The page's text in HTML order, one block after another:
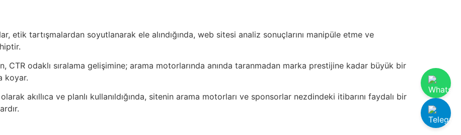
etik tartışmalardan soyutlanarak ele alındığında, web sitesi analiz sonuçlarını manipüle etme ve
CTR odaklı sıralama gelişimine; arama motorlarında anında taranmadan marka prestijine kadar büyük bir
koyar.
akıllıca ve planlı kullanıldığında, sitenin arama motorları ve sponsorlar nezdindeki itibarını faydalı bir